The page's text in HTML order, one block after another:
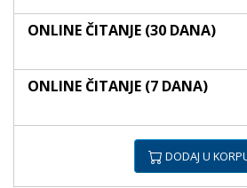
ONLINE ČITANJE (30 DANA)
ONLINE ČITANJE (7 DANA)
DODAJ U